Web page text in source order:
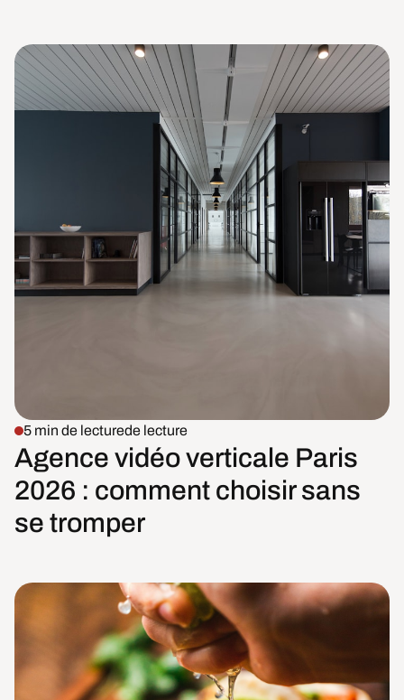
5 min de lecturede lecture
Agence vidéo verticale Paris
2026 : comment choisir sans
se tromper